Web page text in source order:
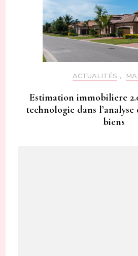
ACTUALITÉS ,
Estimation immobiliere
technologie dans
biens